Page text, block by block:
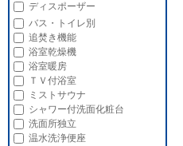
ディスポーザー
バス・トイレ別
追焚き機能
浴室乾燥機
浴室暖房
ＴＶ付浴室
ミストサウナ
シャワー付洗面化粧台
洗面所独立
温水洗浄便座